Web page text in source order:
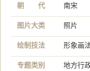
朝 代 南宋
图片大类 照片
绘制技法 形象画
专题类别 地方行